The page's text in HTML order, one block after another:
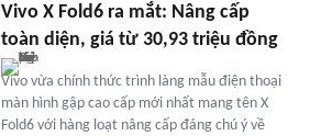
Vivo X Fold6 ra mắt: Nâng cấp
toàn diện, giá từ 30,93 triệu đồng
Vivo vừa chính thức trình làng mẫu điện thoại
màn hình gập cao cấp mới nhất mang tên X
Fold6 với hàng loạt nâng cấp đáng chú ý về